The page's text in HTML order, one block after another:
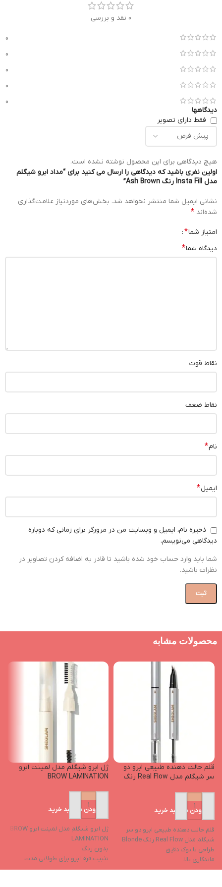
0 نقد و بررسی
0
0
0
0
0
دیدگاهها
فقط دارای تصویر
هیچ دیدگاهی برای این محصول نوشته نشده است.
اولین نفری باشید که دیدگاهی را ارسال می کنید برای “مداد ابرو شیگلم
مدل Insta Fill رنگ Ash Brown”
نشانی ایمیل شما منتشر نخواهد شد. بخش‌های موردنیاز علامت‌گذاری
شده‌اند *
امتیاز شما*
دیدگاه شما*
نقاط قوت
نقاط ضعف
نام*
ایمیل*
ذخیره نام، ایمیل و وبسایت من در مرورگر برای زمانی که دوباره
دیدگاهی می‌نویسم.
شما باید وارد حساب خود شده باشید تا قادر به اضافه کردن تصاویر در
نظرات باشید.
محصولات مشابه
قلم حالت دهنده طبیعی ابرو دو
سر شیگلم مدل Real Flow رنگ
افزودن به سبد خرید
قلم حالت دهنده طبیعی ابرو دو سر
شیگلم مدل Real Flow رنگ Blonde
طراحی با نوک دقیق
ماندگاری بالا
بافت سبک
ژل ابرو شیگلم مدل لمینت ابرو
BROW LAMINATION
افزودن به سبد خرید
ژل ابرو شیگلم مدل لمینت ابرو BROW
LAMINATION
بدون رنگ
تثبیت فرم ابرو برای طولانی مدت
فرم دهنده، نگهدارنده، ضد آب